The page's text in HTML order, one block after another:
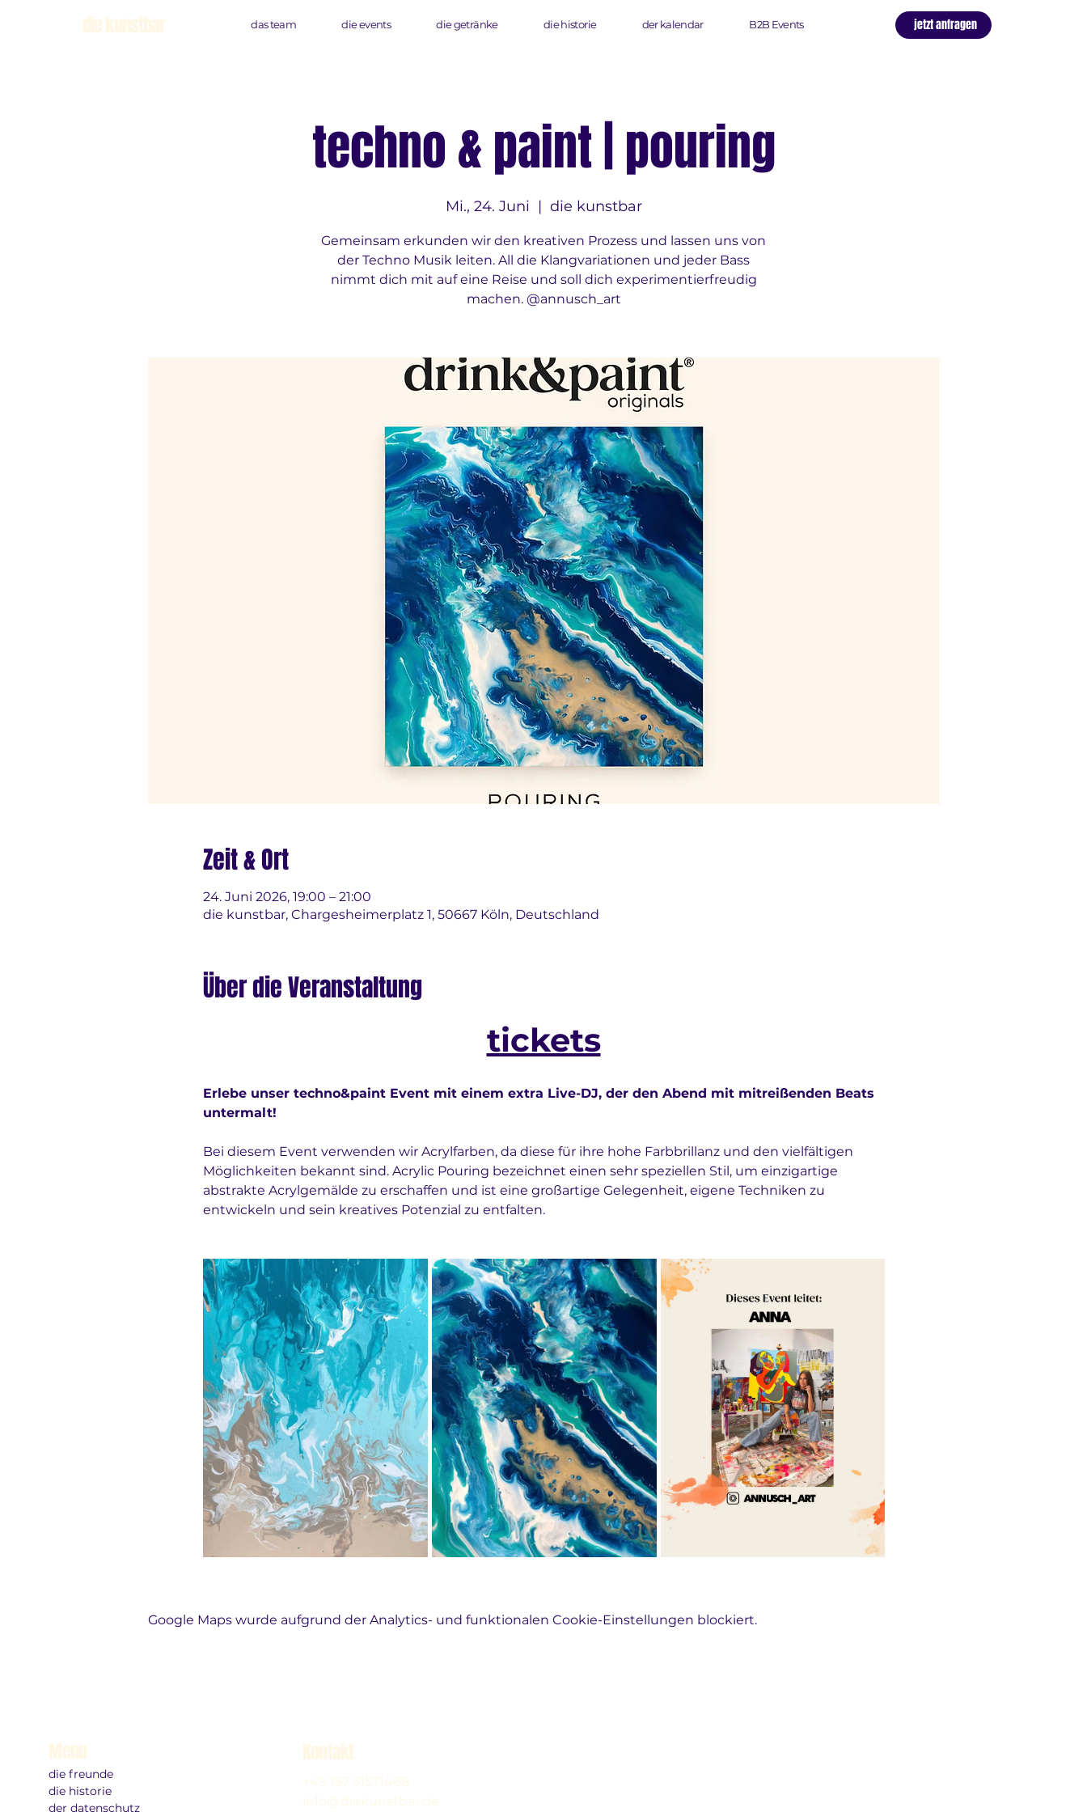
die kunstbar das team die events die getränke die historie der kalendar B2B Events jetzt anfragen
techno & paint | pouring
Mi., 24. Juni
  |
die kunstbar
Gemeinsam erkunden wir den kreativen Prozess und lassen uns von
der Techno Musik leiten. All die Klangvariationen und jeder Bass
nimmt dich mit auf eine Reise und soll dich experimentierfreudig
machen. @annusch_art
Zeit & Ort
24. Juni 2026, 19:00 – 21:00
die kunstbar, Chargesheimerplatz 1, 50667 Köln, Deutschland
Über die Veranstaltung
tickets
Erlebe unser techno&paint Event mit einem extra Live-DJ, der den Abend mit mitreißenden Beats
untermalt!
Bei diesem Event verwenden wir Acrylfarben, da diese für ihre hohe Farbbrillanz und den vielfältigen
Möglichkeiten bekannt sind. Acrylic Pouring bezeichnet einen sehr speziellen Stil, um einzigartige
abstrakte Acrylgemälde zu erschaffen und ist eine großartige Gelegenheit, eigene Techniken zu
entwickeln und sein kreatives Potenzial zu entfalten.
Google Maps wurde aufgrund der Analytics- und funktionalen Cookie-Einstellungen blockiert.
Menu
die freunde
die historie
der datenschutz
Kontakt
+49 157 31571468
info@diekunstbar.de